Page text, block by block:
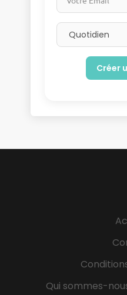
Email frequency
Qui sommes-